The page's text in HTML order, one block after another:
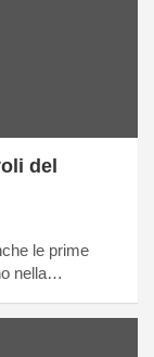
del
le prime
nella…